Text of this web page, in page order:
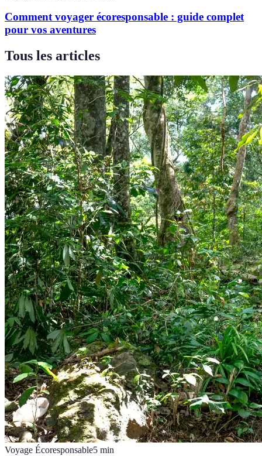
Comment voyager écoresponsable : guide complet
pour vos aventures
Tous les articles
Voyage Écoresponsable5 min